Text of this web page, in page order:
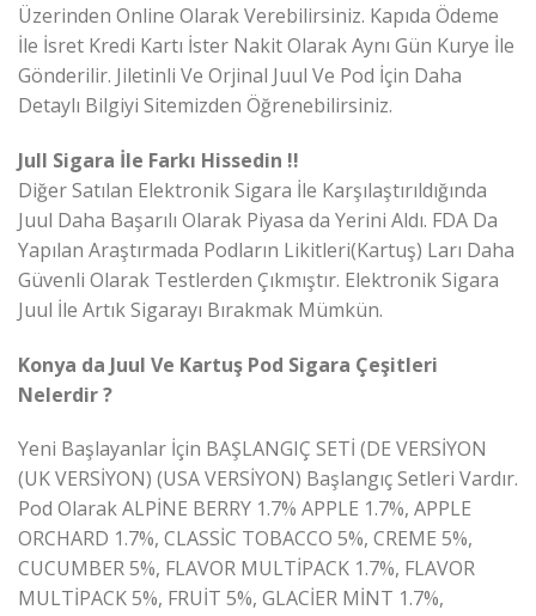
Üzerinden Online Olarak Verebilirsiniz. Kapıda Ödeme
İle İsret Kredi Kartı İster Nakit Olarak Aynı Gün Kurye İle
Gönderilir. Jiletinli Ve Orjinal Juul Ve Pod İçin Daha
Detaylı Bilgiyi Sitemizden Öğrenebilirsiniz.
Jull Sigara İle Farkı Hissedin !!
Diğer Satılan Elektronik Sigara İle Karşılaştırıldığında
Juul Daha Başarılı Olarak Piyasa da Yerini Aldı. FDA Da
Yapılan Araştırmada Podların Likitleri(Kartuş) Ları Daha
Güvenli Olarak Testlerden Çıkmıştır. Elektronik Sigara
Juul İle Artık Sigarayı Bırakmak Mümkün.
Konya da Juul Ve Kartuş Pod Sigara Çeşitleri
Nelerdir ?
Yeni Başlayanlar İçin BAŞLANGIÇ SETİ (DE VERSİYON
(UK VERSİYON) (USA VERSİYON) Başlangıç Setleri Vardır.
Pod Olarak ALPİNE BERRY 1.7% APPLE 1.7%, APPLE
ORCHARD 1.7%, CLASSİC TOBACCO 5%, CREME 5%,
CUCUMBER 5%, FLAVOR MULTİPACK 1.7%, FLAVOR
MULTİPACK 5%, FRUİT 5%, GLACİER MİNT 1.7%,